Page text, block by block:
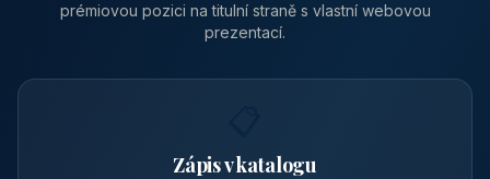
prémiovou pozici na titulní straně s vlastní webovou
prezentací.
Zápis v katalogu